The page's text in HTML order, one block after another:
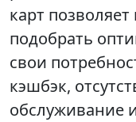
карт
подобрать
свои
кэшбэк,
обслуживание